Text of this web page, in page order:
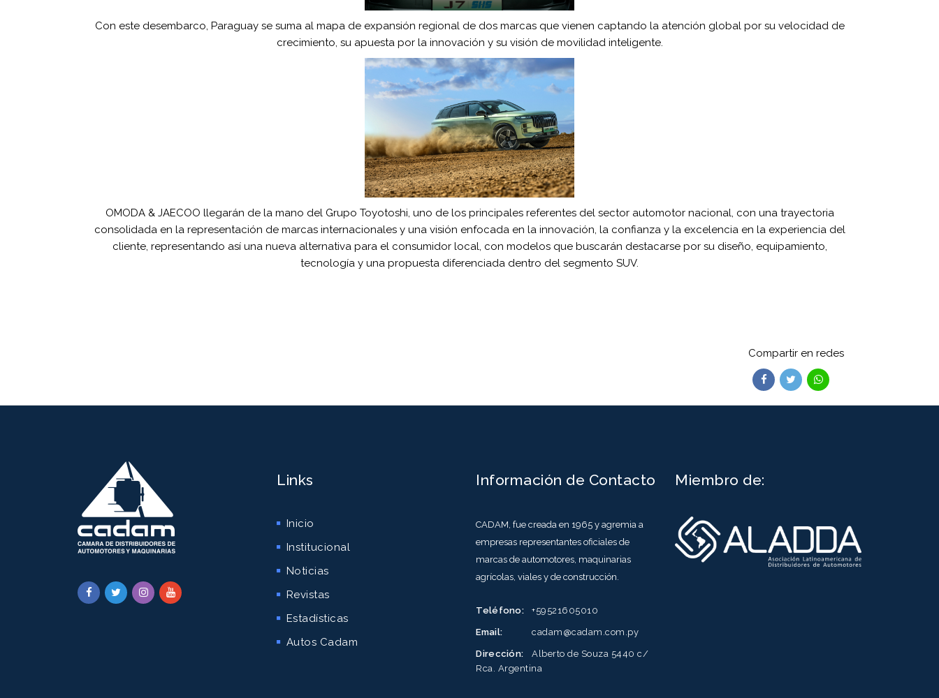
Con este desembarco, Paraguay se suma al mapa de expansión regional de dos marcas que vienen captando la atención global por su velocidad de
crecimiento, su apuesta por la innovación y su visión de movilidad inteligente.
OMODA & JAECOO llegarán de la mano del Grupo Toyotoshi, uno de los principales referentes del sector automotor nacional, con una trayectoria
consolidada en la representación de marcas internacionales y una visión enfocada en la innovación, la confianza y la excelencia en la experiencia del
cliente, representando así una nueva alternativa para el consumidor local, con modelos que buscarán destacarse por su diseño, equipamiento,
tecnología y una propuesta diferenciada dentro del segmento SUV.
Compartir en redes
Links
Inicio
Institucional
Noticias
Revistas
Estadísticas
Autos Cadam
Información de Contacto
CADAM, fue creada en 1965 y agremia a
empresas representantes oficiales de
marcas de automotores, maquinarias
agrícolas, viales y de construcción.
Teléfono: +59521605010
Email: cadam@cadam.com.py
Dirección:
Alberto de Souza 5440 c/
Rca. Argentina
Miembro de: